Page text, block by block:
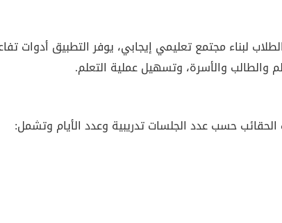
لبناء مجتمع تعليمي إيجابي، يوفر التطبيق أدوات
والطالب والأسرة، وتسهيل عملية التعلم.
الحقائب حسب عدد الجلسات تدريبية وعدد الأيام وتشمل: